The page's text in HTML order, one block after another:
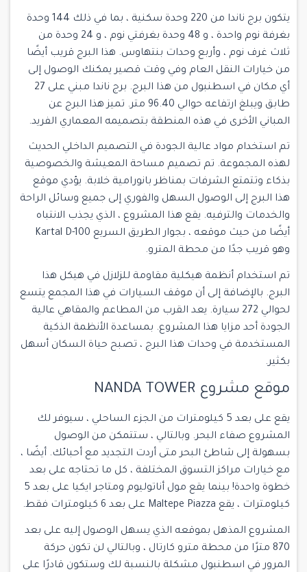
يتكون برج ناندا من 220 وحدة سكنية ، بما في ذلك 144 وحدة
بغرفة نوم واحدة ، و 48 وحدة بغرفتي نوم ، و 24 وحدة من
ثلاث غرف نوم ، وأربع وحدات بنتهاوس. هذا البرج قريب أيضًا
من خيارات النقل العام وفي وقت قصير يمكنك الوصول إلى
أي مكان في اسطنبول من هذا البرج. برج ناندا مبني على 27
طابق ويبلغ ارتفاعه حوالي 96.40 متر. تميز هذا البرج عن
المباني الأخرى في هذه المنطقة بتصميمه المعماري الفريد.
تم استخدام مواد عالية الجودة في التصميم الداخلي الحديث
لهذه المجموعة. تم تصميم مساحة المعيشة والخصوصية
بذكاء وتتمتع الشرفات بمناظر بانورامية خلابة. يؤدي موقع
هذا البرج إلى الوصول السهل والفوري إلى جميع وسائل الراحة
والخدمات والترفيه. يقع هذا المشروع ، الذي يجذب الانتباه
أيضًا من حيث موقعه ، بجوار الطريق السريع Kartal D-100
وهو قريب جدًا من محطة المترو.
تم استخدام أنظمة هيكلية مقاومة للزلازل في هيكل هذا
البرج. بالإضافة إلى أن موقف السيارات في هذا المجمع يتسع
لحوالي 272 سيارة. يعد القرب من المطاعم والمقاهي عالية
الجودة أحد مزايا هذا المشروع. بمساعدة الأنظمة الذكية
المستخدمة في وحدات هذا البرج ، تصبح حياة السكان أسهل
بكثير.
موقع مشروع NANDA TOWER
يقع على بعد 5 كيلومترات من الجزء الساحلي ، سيوفر لك
المشروع صفاء البحر. وبالتالي ، ستتمكن من الوصول
بسهولة إلى شاطئ البحر متى أردت التجديد مع أحبائك. أيضًا ،
مع خيارات مراكز التسوق المختلفة ، كل ما تحتاجه على بعد
خطوة واحدة! بينما يقع مول أناتوليوم ومتاجر ايكيا على بعد 5
كيلومترات ، يقع Maltepe Piazza على بعد 6 كيلومترات فقط.
المشروع المذهل بموقعه الذي يسهل الوصول إليه على بعد
870 مترًا من محطة مترو كارتال ، وبالتالي لن تكون حركة
المرور في اسطنبول مشكلة بالنسبة لك وستكون قادرًا على